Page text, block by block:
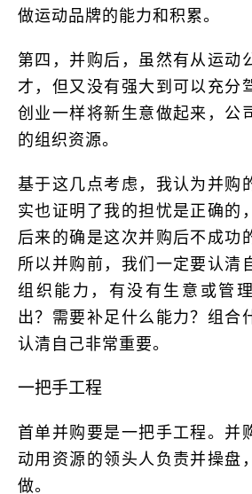
做运动品牌的能力和积累。
第四，并购后，虽然有从运动
才，但又没有强大到可以充分
创业一样将新生意做起来，公
的组织资源。
基于这几点考虑，我认为并购
实也证明了我的担忧是正确的
后来的确是这次并购后不成功
所以并购前，我们一定要认清
组织能力，有没有生意或管
出？需要补足什么能力？组合
认清自己非常重要。
一把手工程
首单并购要是一把手工程。并
动用资源的领头人负责并操盘
做。